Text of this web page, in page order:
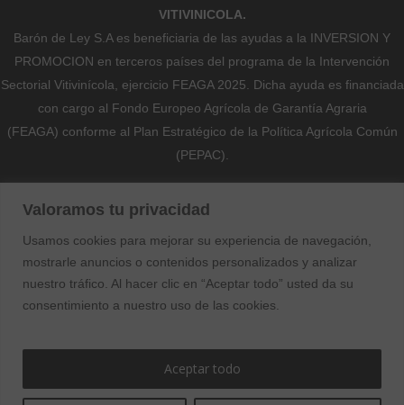
Valoramos tu privacidad
Usamos cookies para mejorar su experiencia de navegación,
mostrarle anuncios o contenidos personalizados y analizar
nuestro tráfico. Al hacer clic en “Aceptar todo” usted da su
consentimiento a nuestro uso de las cookies.
Aceptar todo
VITIVINICOLA.
Barón de Ley S.A es beneficiaria de las ayudas a la INVERSION Y
PROMOCION en terceros países del programa de la Intervención
Sectorial Vitivinícola, ejercicio FEAGA 2025. Dicha ayuda es financiada
con cargo al Fondo Europeo Agrícola de Garantía Agraria
(FEAGA) conforme al Plan Estratégico de la Política Agrícola Común
(PEPAC).
Nekazaritza Bermatzeko Europako Funtsak (NBEF)
Proyecto Financiado por el Fondo Europeo Agrícola de Garantía
Agraria (FEAGA)